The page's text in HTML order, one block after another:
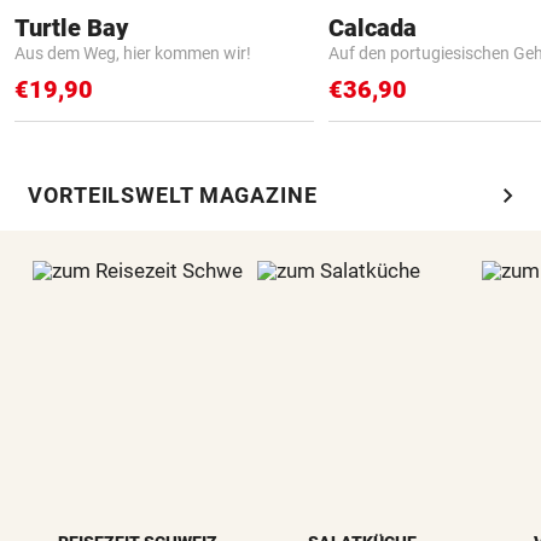
Turtle Bay
Aus dem Weg, hier kommen wir!
€19,90
Calcada
Auf den portugiesischen
€36,90
VORTEILSWELT MAGAZINE chevron_right